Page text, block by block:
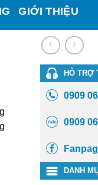
GIỚI THIỆU
HỖ TRỢ
0909
0909
DANH